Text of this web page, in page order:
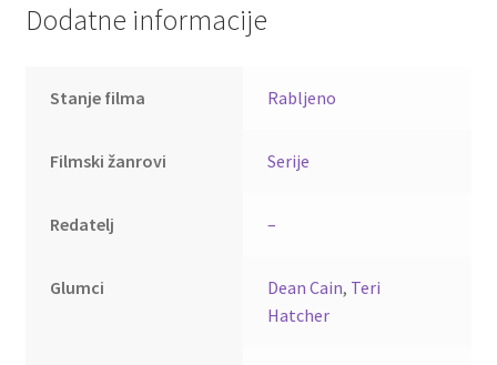
Dodatne informacije
Stanje filma Rabljeno
Filmski žanrovi Serije
Redatelj –
Glumci Dean Cain, Teri
Hatcher